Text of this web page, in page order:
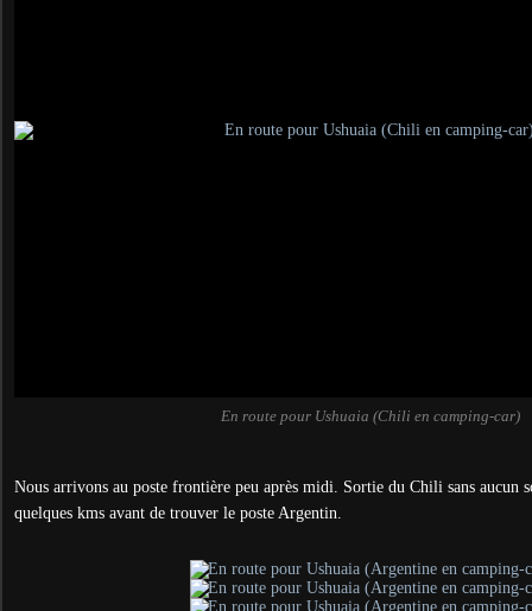
En route pour Ushuaia (Chili en camping-car)
Nous arrivons au poste frontière peu après midi. Sortie du Chili sans aucun
quelques kms avant de trouver le poste Argentin.